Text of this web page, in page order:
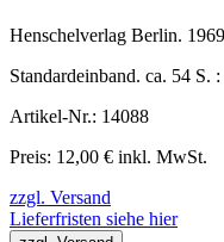
Henschelverlag Berlin. 1969
Standardeinband. ca. 54 S.
Artikel-Nr.: 14088
Preis: 12,00 € inkl. MwSt.
zzgl. Versand
Lieferfristen siehe hier